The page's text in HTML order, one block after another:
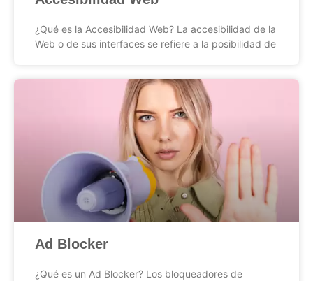
¿Qué es la Accesibilidad Web? La accesibilidad de la
Web o de sus interfaces se refiere a la posibilidad de
Ad Blocker
¿Qué es un Ad Blocker? Los bloqueadores de